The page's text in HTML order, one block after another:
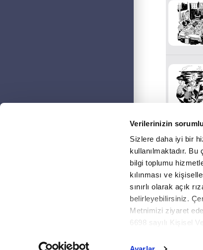
Verilerinizin sorumlu
Sizlere daha iyi bir
kullanılmaktadır.
bilgi toplumu
kılınması ve
sınırlı olarak açık
belirleyebilirsiniz.
Metnimizi ziyaret
6698 sayılı Kişisel
detaylı bilgi almak
Copyright ©